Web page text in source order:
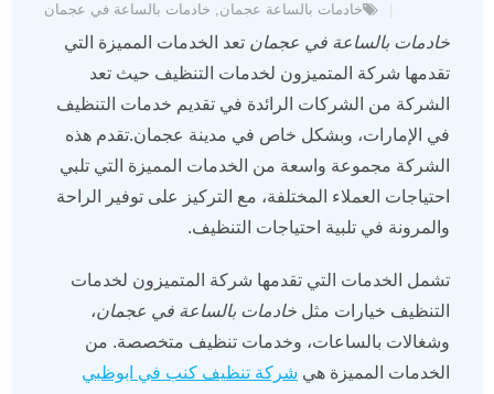
خادمات بالساعة عجمان, خادمات بالساعة في عجمان
خادمات بالساعة في عجمان تعد الخدمات المميزة التي
تقدمها شركة المتميزون لخدمات التنظيف حيث تعد
الشركة من الشركات الرائدة في تقديم خدمات التنظيف
في الإمارات، وبشكل خاص في مدينة عجمان.تقدم هذه
الشركة مجموعة واسعة من الخدمات المميزة التي تلبي
احتياجات العملاء المختلفة، مع التركيز على توفير الراحة
والمرونة في تلبية احتياجات التنظيف.
تشمل الخدمات التي تقدمها شركة المتميزون لخدمات
التنظيف خيارات مثل خادمات بالساعة في عجمان،
وشغالات بالساعات، وخدمات تنظيف متخصصة. من
الخدمات المميزة هي شركة تنظيف كنب في ابوظبي